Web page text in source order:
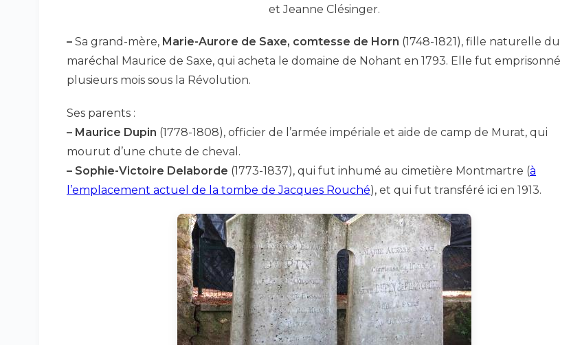
et Jeanne Clésinger.
– Sa grand-mère, Marie-Aurore de Saxe, comtesse de Horn (1748-1821), fille naturelle du
maréchal Maurice de Saxe, qui acheta le domaine de Nohant en 1793. Elle fut emprisonné
plusieurs mois sous la Révolution.
Ses parents :
– Maurice Dupin (1778-1808), officier de l’armée impériale et aide de camp de Murat, qui
mourut d’une chute de cheval.
– Sophie-Victoire Delaborde (1773-1837), qui fut inhumé au cimetière Montmartre (à
l’emplacement actuel de la tombe de Jacques Rouché), et qui fut transféré ici en 1913.